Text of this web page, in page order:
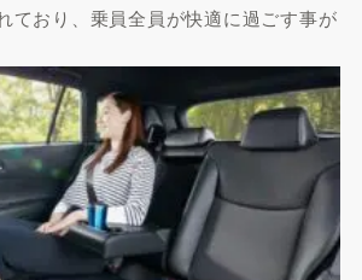
ており、乗員全員が快適に過ごす事が